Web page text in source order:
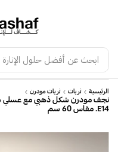
ابحث عن أفضل حلول الإنارة
الرئيسية ثريات ثريات مودرن
E14. مقاس 60 سم